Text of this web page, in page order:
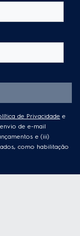
de Privacidade e
de e-mail
e (iii)
como habilitação